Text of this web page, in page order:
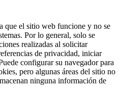
que el sitio web funcione y no se
Por lo general, solo se
realizadas al solicitar
de privacidad, iniciar
configurar su navegador para
pero algunas áreas del sitio no
ninguna información de